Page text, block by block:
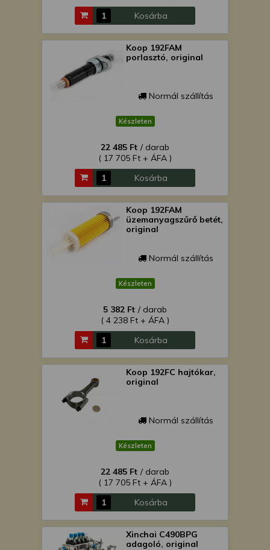
Kosárba
Koop 192FAM
porlasztó, original
Normál szállítás
Készleten
22 485 Ft / darab
( 17 705 Ft + ÁFA )
Kosárba
Koop 192FAM
üzemanyagszűrő betét,
original
Normál szállítás
Készleten
5 382 Ft / darab
( 4 238 Ft + ÁFA )
Kosárba
Koop 192FC hajtókar,
original
Normál szállítás
Készleten
22 485 Ft / darab
( 17 705 Ft + ÁFA )
Kosárba
Xinchai C490BPG
adagoló, original